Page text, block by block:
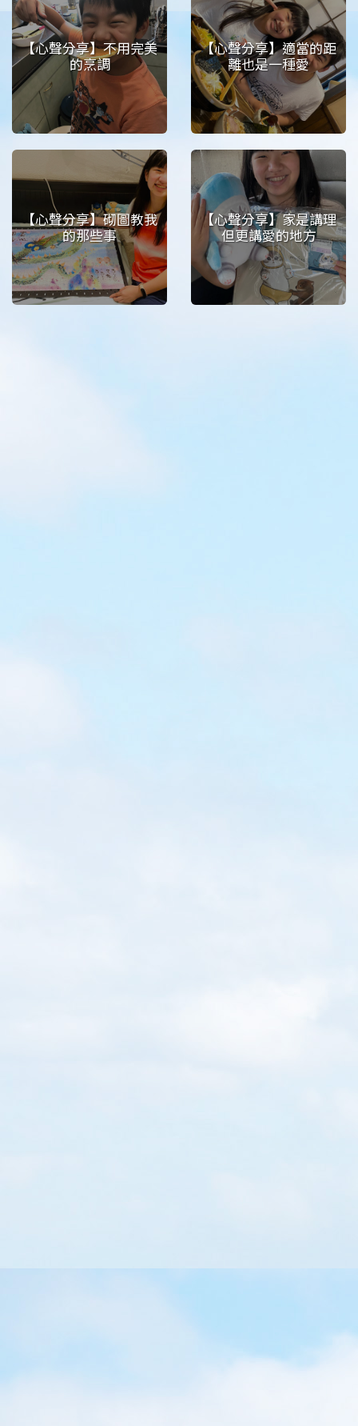
【心聲分享】不用完美
的烹調
【心聲分享】適當的距
離也是一種愛
【心聲分享】砌圖教我
的那些事
【心聲分享】家是講理
但更講愛的地方